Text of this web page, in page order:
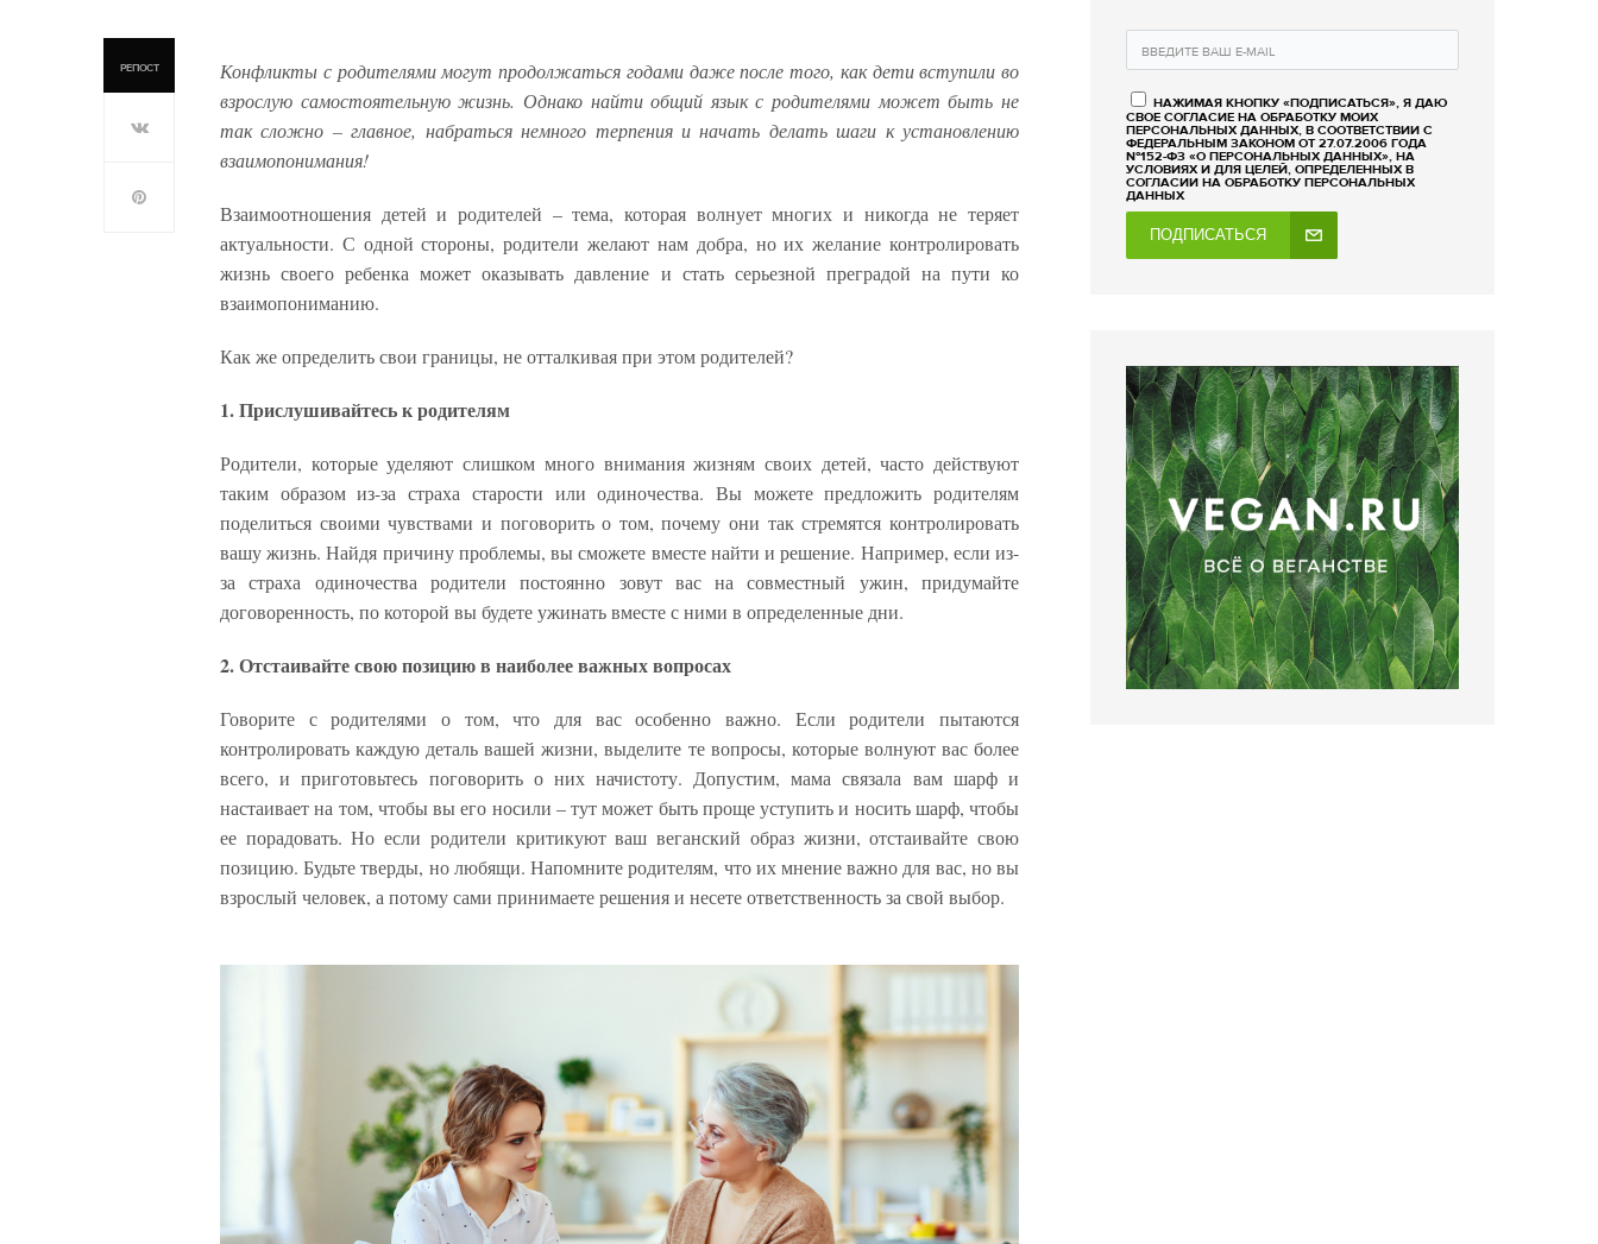
РЕПОСТ
Конфликты с родителями могут продолжаться годами даже после того, как дети вступили во
взрослую самостоятельную жизнь. Однако найти общий язык с родителями может быть не
так сложно – главное, набраться немного терпения и начать делать шаги к установлению
взаимопонимания!
Взаимоотношения детей и родителей – тема, которая волнует многих и никогда не теряет
актуальности. С одной стороны, родители желают нам добра, но их желание контролировать
жизнь своего ребенка может оказывать давление и стать серьезной преградой на пути ко
взаимопониманию.
Как же определить свои границы, не отталкивая при этом родителей?
1. Прислушивайтесь к родителям
Родители, которые уделяют слишком много внимания жизням своих детей, часто действуют
таким образом из-за страха старости или одиночества. Вы можете предложить родителям
поделиться своими чувствами и поговорить о том, почему они так стремятся контролировать
вашу жизнь. Найдя причину проблемы, вы сможете вместе найти и решение. Например, если из-
за страха одиночества родители постоянно зовут вас на совместный ужин, придумайте
договоренность, по которой вы будете ужинать вместе с ними в определенные дни.
2. Отстаивайте свою позицию в наиболее важных вопросах
Говорите с родителями о том, что для вас особенно важно. Если родители пытаются
контролировать каждую деталь вашей жизни, выделите те вопросы, которые волнуют вас более
всего, и приготовьтесь поговорить о них начистоту. Допустим, мама связала вам шарф и
настаивает на том, чтобы вы его носили – тут может быть проще уступить и носить шарф, чтобы
ее порадовать. Но если родители критикуют ваш веганский образ жизни, отстаивайте свою
позицию. Будьте тверды, но любящи. Напомните родителям, что их мнение важно для вас, но вы
взрослый человек, а потому сами принимаете решения и несете ответственность за свой выбор.
НАЖИМАЯ КНОПКУ «ПОДПИСАТЬСЯ», Я ДАЮ
СВОЕ СОГЛАСИЕ НА ОБРАБОТКУ МОИХ
ПЕРСОНАЛЬНЫХ ДАННЫХ, В СООТВЕТСТВИИ С
ФЕДЕРАЛЬНЫМ ЗАКОНОМ ОТ 27.07.2006 ГОДА
№152-ФЗ «О ПЕРСОНАЛЬНЫХ ДАННЫХ», НА
УСЛОВИЯХ И ДЛЯ ЦЕЛЕЙ, ОПРЕДЕЛЕННЫХ В
СОГЛАСИИ НА ОБРАБОТКУ ПЕРСОНАЛЬНЫХ
ДАННЫХ
ПОДПИСАТЬСЯ